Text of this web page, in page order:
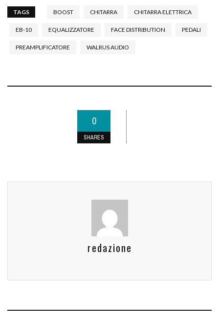
TAGS BOOST CHITARRA CHITARRA ELETTRICA
EB-10 EQUALIZZATORE FACE DISTRIBUTION PEDALI
PREAMPLIFICATORE WALRUS AUDIO
0
SHARES
redazione